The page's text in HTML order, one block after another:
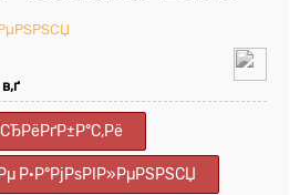
в‚ґ
Р·Р°РјРѕРІР»РµРЅРЅСЏ